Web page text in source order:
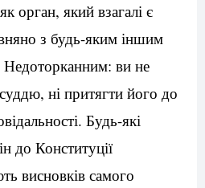
орган, який взагалі є
з будь-яким іншим
ви не
ні притягти його до
Будь-які
до Конституції
висновків самого